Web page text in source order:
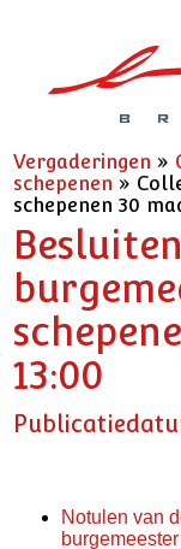
Vergaderingen »
schepenen »
schepenen 30
13:00
Notulen van